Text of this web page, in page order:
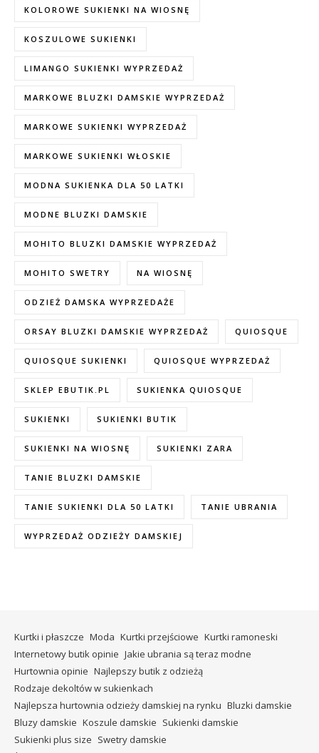
KOLOROWE SUKIENKI NA WIOSNĘ
KOSZULOWE SUKIENKI
LIMANGO SUKIENKI WYPRZEDAŻ
MARKOWE BLUZKI DAMSKIE WYPRZEDAŻ
MARKOWE SUKIENKI WYPRZEDAŻ
MARKOWE SUKIENKI WŁOSKIE
MODNA SUKIENKA DLA 50 LATKI
MODNE BLUZKI DAMSKIE
MOHITO BLUZKI DAMSKIE WYPRZEDAŻ
MOHITO SWETRY NA WIOSNĘ
ODZIEŻ DAMSKA WYPRZEDAŻE
ORSAY BLUZKI DAMSKIE WYPRZEDAŻ QUIOSQUE
QUIOSQUE SUKIENKI QUIOSQUE WYPRZEDAŻ
SKLEP EBUTIK.PL SUKIENKA QUIOSQUE
SUKIENKI SUKIENKI BUTIK
SUKIENKI NA WIOSNĘ SUKIENKI ZARA
TANIE BLUZKI DAMSKIE
TANIE SUKIENKI DLA 50 LATKI TANIE UBRANIA
WYPRZEDAŻ ODZIEŻY DAMSKIEJ
Kurtki i płaszcze Moda Kurtki przejściowe Kurtki ramoneski
Internetowy butik opinie Jakie ubrania są teraz modne
Hurtownia opinie Najlepszy butik z odzieżą
Rodzaje dekoltów w sukienkach
Najlepsza hurtownia odzieży damskiej na rynku Bluzki damskie
Bluzy damskie Koszule damskie Sukienki damskie
Sukienki plus size Swetry damskie